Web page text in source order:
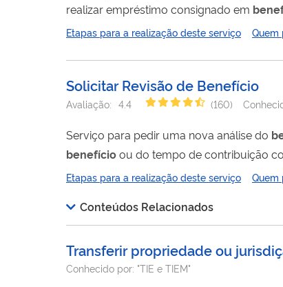
realizar empréstimo consignado em
você não precisa ir ao INSS.
Etapas para a realização deste serviço Quem
Solicitar Revisão de Benefício
Avaliação: 4.4 (160)
Serviço para pedir uma nova análise do
benefícioou do tempo de contribuição considerado; inclusão/alteração/exclusão de
documentos. Este pedido é
Etapas para a realização deste serviço Quem
Conteúdos Relacionados
Transferir propriedade ou
Conhecido por: "TIE e TIEM"